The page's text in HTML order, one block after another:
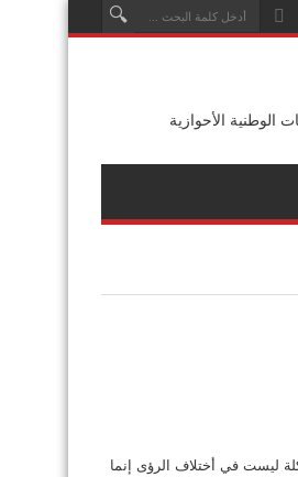
الأحوازية
ليست في أختلاف الرؤى إنما